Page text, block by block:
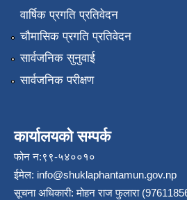
वार्षिक प्रगति प्रतिवेदन
चौमासिक प्रगति प्रतिवेदन
सार्वजनिक सुनुवाई
सार्वजनिक परीक्षण
कार्यालयको सम्पर्क
फोन न:९९-५४००१०
ईमेल: info@shuklaphantamun.gov.np
सूचना अधिकारी: मोहन राज फुलारा